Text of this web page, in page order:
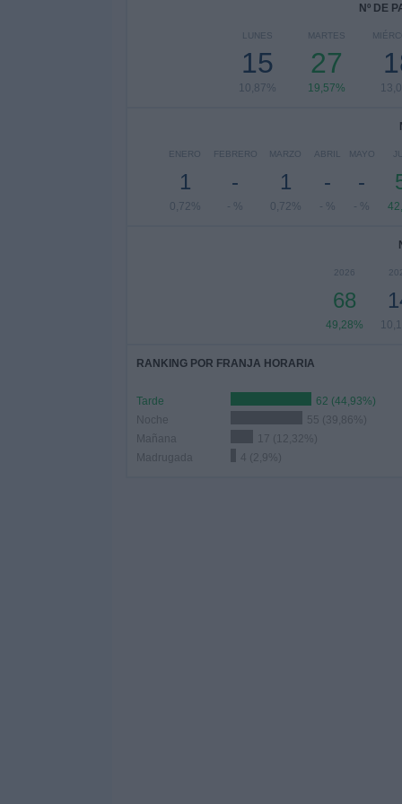
Nº DE
LUNES
15
10,87%
MARTES
27
19,57%
ENERO
1
0,72%
FEBRERO
-
- %
MARZO
1
0,72%
ABRIL
-
- %
MAYO
-
- %
2026
68
49,28%
RANKING POR FRANJA HORARIA
Tarde
62 (44,93%)
Noche
55 (39,86%)
Mañana
17 (12,32%)
Madrugada
4 (2,9%)